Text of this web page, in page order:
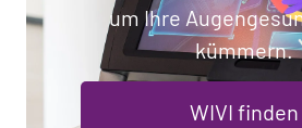
um Ihre
kümmern.
WIVI finden